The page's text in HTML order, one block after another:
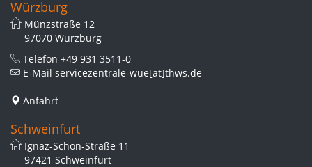
Würzburg
Münzstraße 12
97070 Würzburg
Telefon +49 931 3511-0
E-Mail servicezentrale-wue[at]thws.de
Anfahrt
Schweinfurt
Ignaz-Schön-Straße 11
97421 Schweinfurt